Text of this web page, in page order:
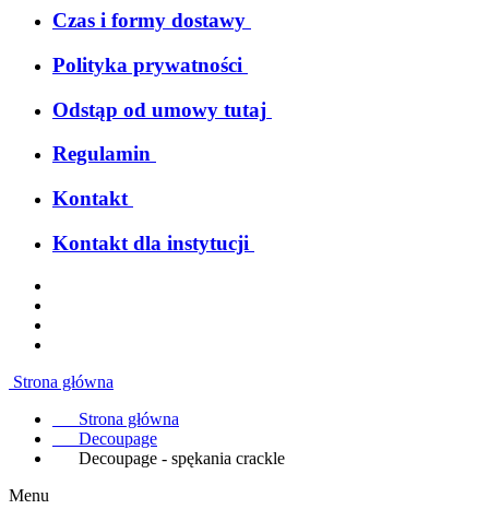
Czas i formy dostawy
Polityka prywatności
Odstąp od umowy tutaj
Regulamin
Kontakt
Kontakt dla instytucji
Strona główna
Strona główna
Decoupage
Decoupage - spękania crackle
Menu